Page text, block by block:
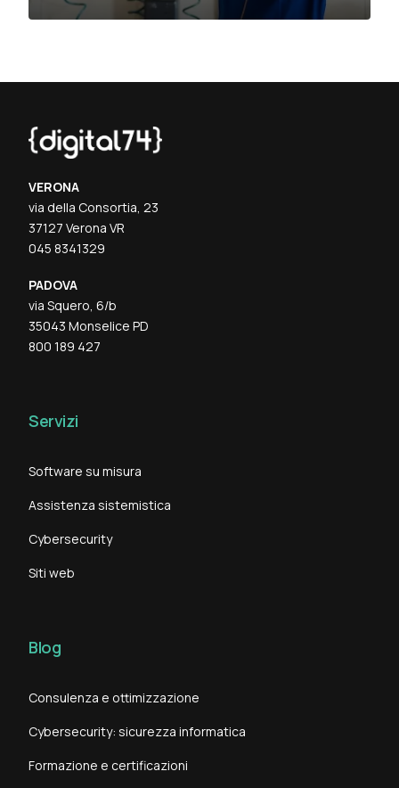
VERONA
via della Consortia, 23
37127 Verona VR
045 8341329
PADOVA
via Squero, 6/b
35043 Monselice PD
800 189 427
Servizi
Software su misura
Assistenza sistemistica
Cybersecurity
Siti web
Blog
Consulenza e ottimizzazione
Cybersecurity: sicurezza informatica
Formazione e certificazioni